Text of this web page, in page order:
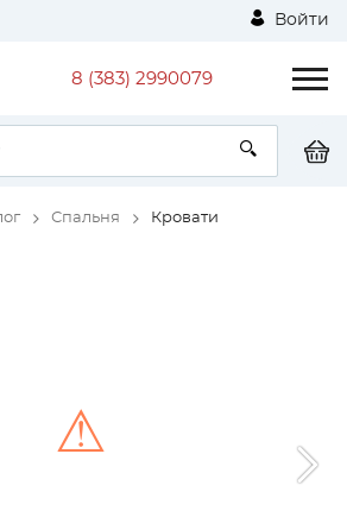
Войти
8 (383) 2990079
Спальня Кровати
⚠